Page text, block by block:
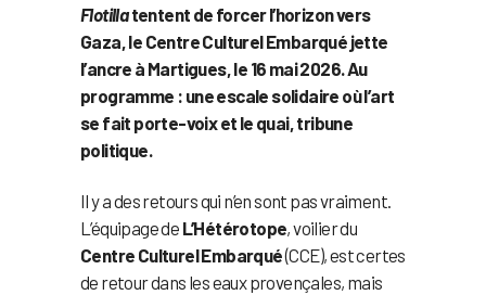
Flotillatentent de forcer l’horizon vers
Gaza, le Centre Culturel Embarqué jette
l’ancre à Martigues, le 16 mai 2026. Au
programme : une escale solidaire où l’art
se fait porte-voix et le quai, tribune
politique.
Il y a des retours qui n’en sont pas vraiment.
L’équipage de L’Hétérotope, voilier du
Centre Culturel Embarqué(CCE), est certes
de retour dans les eaux provençales, mais